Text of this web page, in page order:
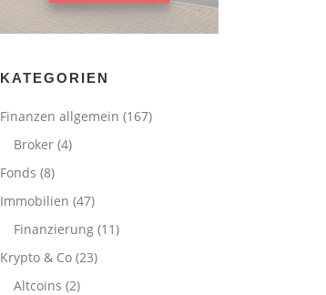
KATEGORIEN
Finanzen allgemein (167)
Broker (4)
Fonds (8)
Immobilien (47)
Finanzierung (11)
Krypto & Co (23)
Altcoins (2)